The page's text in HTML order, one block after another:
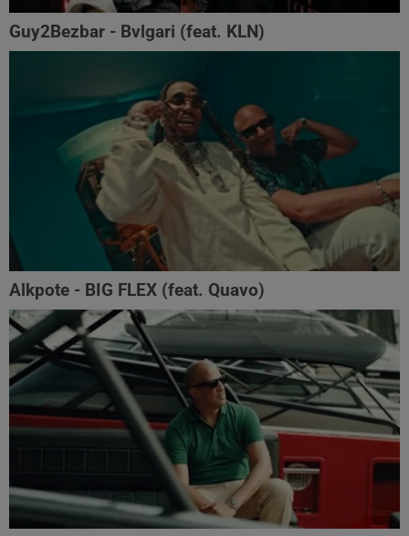
Guy2Bezbar - Bvlgari (feat. KLN)
Alkpote - BIG FLEX (feat. Quavo)